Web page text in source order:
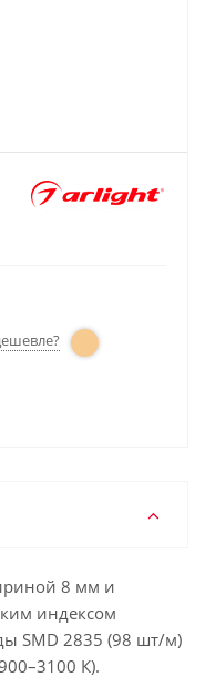
8 мм и
индексом
SMD 2835 (98 шт/м)
К).